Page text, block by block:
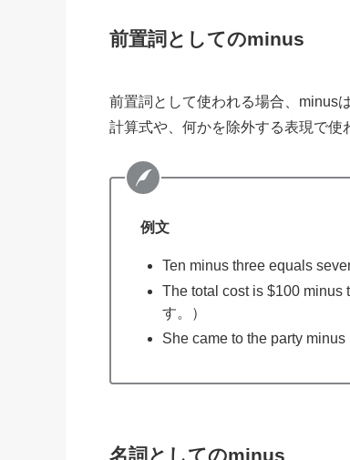
前置詞としてのminus
前置詞として使われる場合、minus
計算式や、何かを除外する表現で使
例文
Ten minus three equals
The total cost is $100 minus
す。）
She came to the party
名詞としてのminus